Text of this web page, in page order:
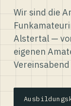
Wir sind die
Alstertal —
eigenen